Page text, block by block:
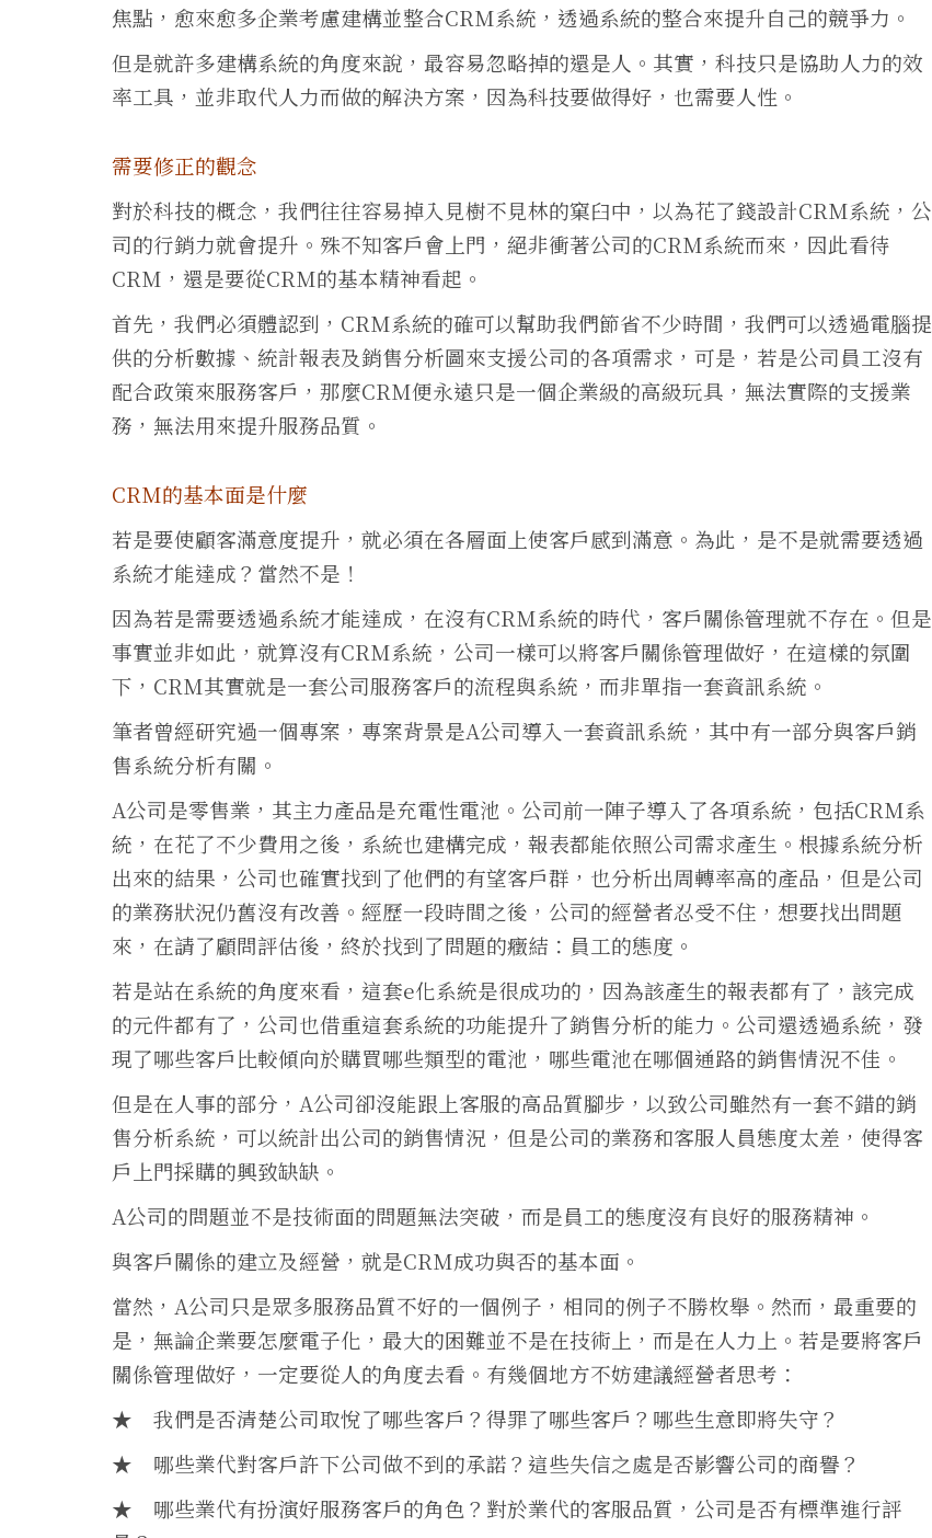
焦點，愈來愈多企業考慮建構並整合CRM系統，透過系統的整合來提升自己的競爭力。
但是就許多建構系統的角度來說，最容易忽略掉的還是人。其實，科技只是協助人力的效
率工具，並非取代人力而做的解決方案，因為科技要做得好，也需要人性。
需要修正的觀念
對於科技的概念，我們往往容易掉入見樹不見林的窠臼中，以為花了錢設計CRM系統，公
司的行銷力就會提升。殊不知客戶會上門，絕非衝著公司的CRM系統而來，因此看待
CRM，還是要從CRM的基本精神看起。
首先，我們必須體認到，CRM系統的確可以幫助我們節省不少時間，我們可以透過電腦提
供的分析數據、統計報表及銷售分析圖來支援公司的各項需求，可是，若是公司員工沒有
配合政策來服務客戶，那麼CRM便永遠只是一個企業級的高級玩具，無法實際的支援業
務，無法用來提升服務品質。
CRM的基本面是什麼
若是要使顧客滿意度提升，就必須在各層面上使客戶感到滿意。為此，是不是就需要透過
系統才能達成？當然不是！
因為若是需要透過系統才能達成，在沒有CRM系統的時代，客戶關係管理就不存在。但是
事實並非如此，就算沒有CRM系統，公司一樣可以將客戶關係管理做好，在這樣的氛圍
下，CRM其實就是一套公司服務客戶的流程與系統，而非單指一套資訊系統。
筆者曾經研究過一個專案，專案背景是A公司導入一套資訊系統，其中有一部分與客戶銷
售系統分析有關。
A公司是零售業，其主力產品是充電性電池。公司前一陣子導入了各項系統，包括CRM系
統，在花了不少費用之後，系統也建構完成，報表都能依照公司需求產生。根據系統分析
出來的結果，公司也確實找到了他們的有望客戶群，也分析出周轉率高的產品，但是公司
的業務狀況仍舊沒有改善。經歷一段時間之後，公司的經營者忍受不住，想要找出問題
來，在請了顧問評估後，終於找到了問題的癥結：員工的態度。
若是站在系統的角度來看，這套e化系統是很成功的，因為該產生的報表都有了，該完成
的元件都有了，公司也借重這套系統的功能提升了銷售分析的能力。公司還透過系統，發
現了哪些客戶比較傾向於購買哪些類型的電池，哪些電池在哪個通路的銷售情況不佳。
但是在人事的部分，A公司卻沒能跟上客服的高品質腳步，以致公司雖然有一套不錯的銷
售分析系統，可以統計出公司的銷售情況，但是公司的業務和客服人員態度太差，使得客
戶上門採購的興致缺缺。
A公司的問題並不是技術面的問題無法突破，而是員工的態度沒有良好的服務精神。
與客戶關係的建立及經營，就是CRM成功與否的基本面。
當然，A公司只是眾多服務品質不好的一個例子，相同的例子不勝枚舉。然而，最重要的
是，無論企業要怎麼電子化，最大的困難並不是在技術上，而是在人力上。若是要將客戶
關係管理做好，一定要從人的角度去看。有幾個地方不妨建議經營者思考：
★ 我們是否清楚公司取悅了哪些客戶？得罪了哪些客戶？哪些生意即將失守？
★ 哪些業代對客戶許下公司做不到的承諾？這些失信之處是否影響公司的商譽？
★ 哪些業代有扮演好服務客戶的角色？對於業代的客服品質，公司是否有標準進行評